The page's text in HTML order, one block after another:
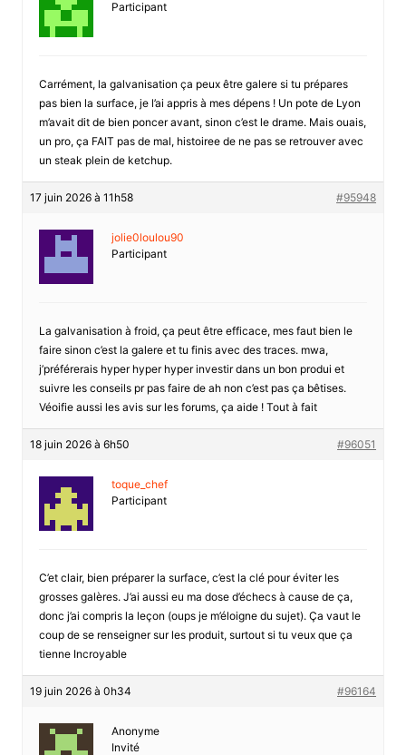
Participant
Carrément, la galvanisation ça peux être galere si tu prépares
pas bien la surface, je l’ai appris à mes dépens ! Un pote de Lyon
m’avait dit de bien poncer avant, sinon c’est le drame. Mais ouais,
un pro, ça FAIT pas de mal, histoiree de ne pas se retrouver avec
un steak plein de ketchup.
17 juin 2026 à 11h58 #95948
jolie0loulou90
Participant
La galvanisation à froid, ça peut être efficace, mes faut bien le
faire sinon c’est la galere et tu finis avec des traces. mwa,
j’préférerais hyper hyper hyper investir dans un bon produi et
suivre les conseils pr pas faire de ah non c’est pas ça bêtises.
Véoifie aussi les avis sur les forums, ça aide ! Tout à fait
18 juin 2026 à 6h50 #96051
toque_chef
Participant
C’et clair, bien préparer la surface, c’est la clé pour éviter les
grosses galères. J’ai aussi eu ma dose d’échecs à cause de ça,
donc j’ai compris la leçon (oups je m’éloigne du sujet). Ça vaut le
coup de se renseigner sur les produit, surtout si tu veux que ça
tienne Incroyable
19 juin 2026 à 0h34 #96164
Anonyme
Invité